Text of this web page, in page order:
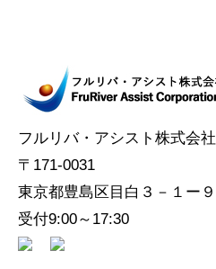
フルリバ・アシスト株式会社
〒171-0031
東京都豊島区目白３－１ー９
受付9:00～17:30